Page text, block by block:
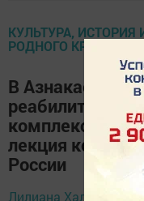
КУЛЬТУРА,
РОДНОГО КРАЯ
В
комплексного
лекция ко Дню
России
Лилиана Халимова,